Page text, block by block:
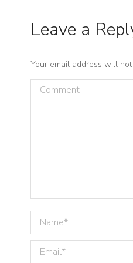
Leave a
Your email address will
Comment
Name *
Email *